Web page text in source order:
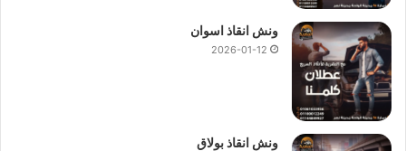
ونش انقاذ اسوان
2026-01-12
ونش انقاذ بولاق